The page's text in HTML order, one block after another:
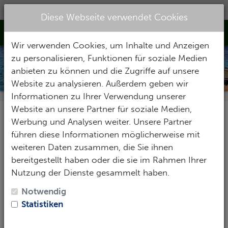
Toggle
BILDERGALERIE GRUPPENREISEN
Bonaire Ostern 2022
Gruppenreise Bonaire 14.04. - 24.04.22
Unsere Osterreise führte uns 2022 nach Bonaire. Mit
30 Personen ging es über Amsterdam mit KLM nach
Bonaire zu Buddy Dive Bonaire. Jedes
Apartment/Studio bekam seinen eigen Pick-up mit
Diese Webseite verwendet Cookies
Wir verwenden Cookies, um Inhalte und Anzeigen
zu personalisieren, Funktionen für soziale Medien
anbieten zu können und die Zugriffe auf unsere
Website zu analysieren. Außerdem geben wir
Informationen zu Ihrer Verwendung unserer
Website an unsere Partner für soziale Medien,
Werbung und Analysen weiter. Unsere Partner
führen diese Informationen möglicherweise mit
weiteren Daten zusammen, die Sie ihnen
bereitgestellt haben oder die sie im Rahmen Ihrer
Nutzung der Dienste gesammelt haben.
Notwendig
Statistiken